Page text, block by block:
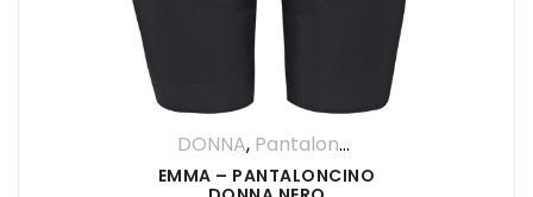
DONNA, Pantaloncini
EMMA – PANTALONCINO